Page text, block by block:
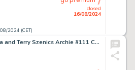
2024 (CET)
closed
16/08/2024
Bill Vigoda and Terry Szenics Archie #111 Complete 1-Page Story Original Art (Archie, 1960).